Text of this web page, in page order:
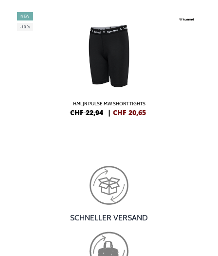
NEW
-10%
HMLJR PULSE MW SHORT TIGHTS
CHF 22,94 | CHF 20,65
SCHNELLER VERSAND